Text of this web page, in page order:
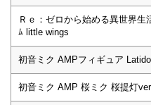
Ｒｅ：ゼロから始める異世界生
ﾑ little wings
初音ミク AMPフィギュア
初音ミク AMP 桜ミク 桜提灯ver.